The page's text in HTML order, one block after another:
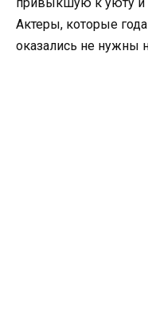
Актеры, которые
оказались не нужны